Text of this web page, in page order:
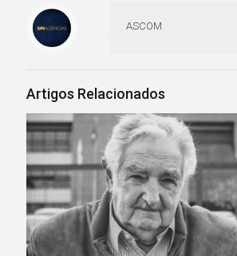
ASCOM
Artigos Relacionados